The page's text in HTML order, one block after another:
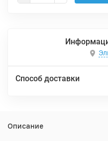
Способ доставки
Описание